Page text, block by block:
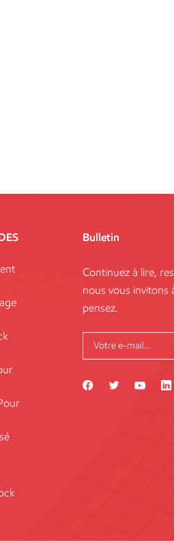
Bulletin
Continuez à lire,
nous vous invitons
pensez.